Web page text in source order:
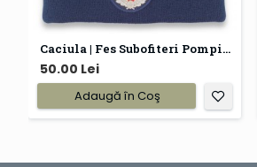
Caciula | Fes Subofiteri Pompieri IGSU
50.00 Lei
Adaugă în Coş